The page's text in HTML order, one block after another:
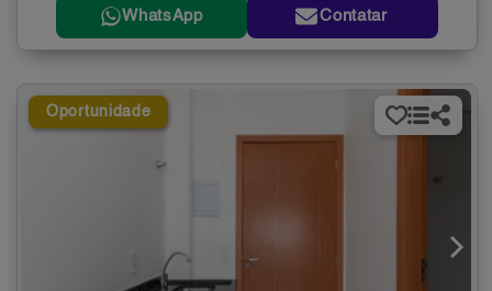
WhatsApp Contatar
Oportunidade